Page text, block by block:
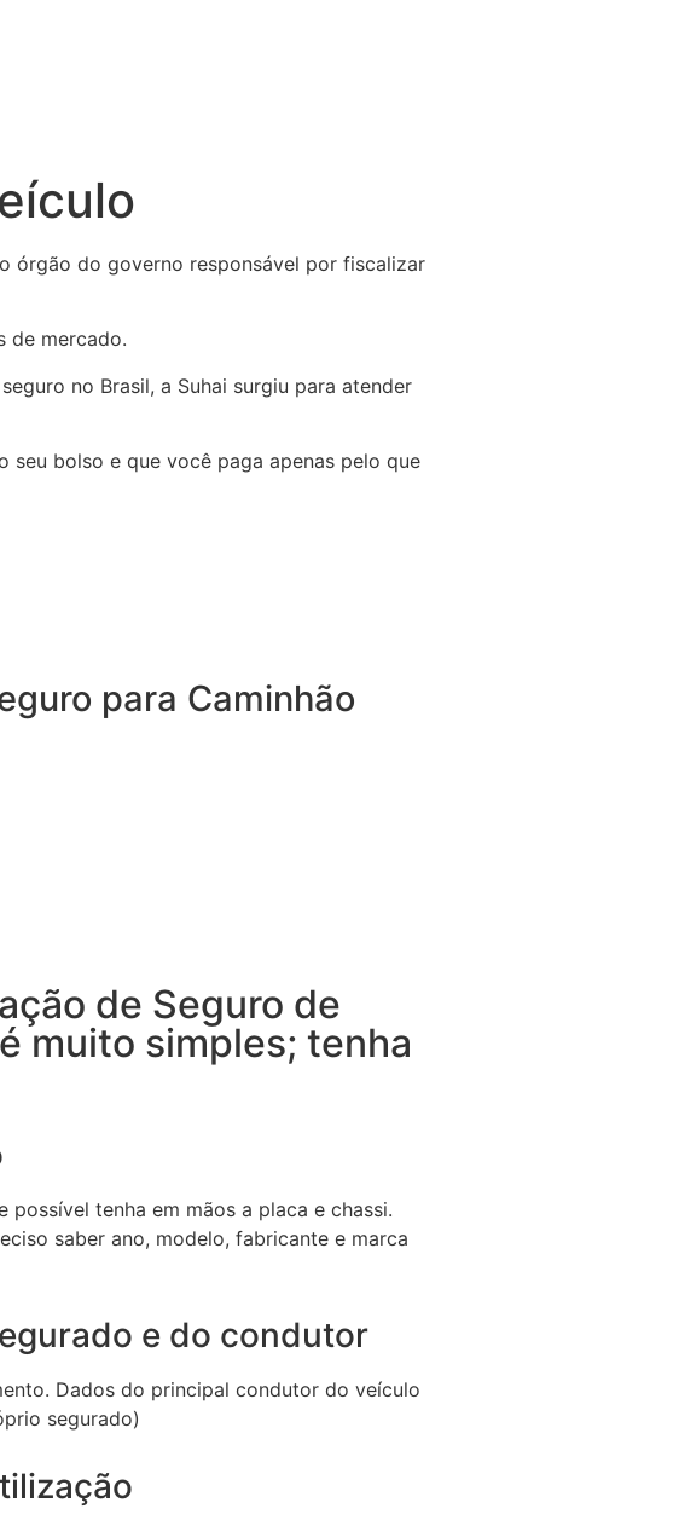
órgão do governo responsável por fiscalizar
de mercado.
no Brasil, a Suhai surgiu para atender
seu bolso e que você paga apenas pelo que
para Caminhão
de Seguro de
muito simples; tenha
possível tenha em mãos a placa e chassi.
saber ano, modelo, fabricante e marca
e do condutor
Dados do principal condutor do veículo
segurado)